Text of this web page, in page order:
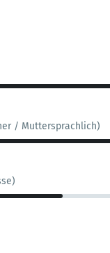
/ Muttersprachlich)